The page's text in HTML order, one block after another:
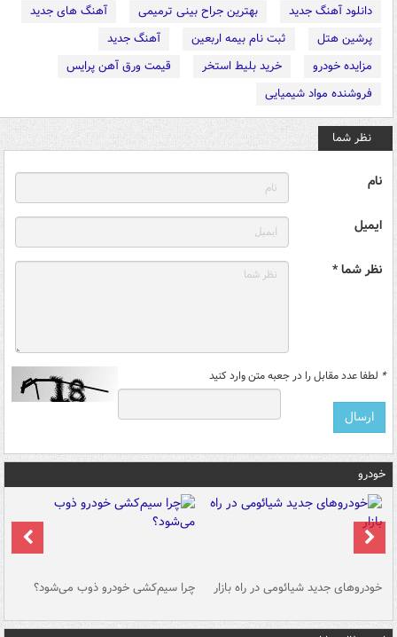
دانلود آهنگ جدید
بهترین جراح بینی ترمیمی
آهنگ های جدید
پرشین هتل
ثبت نام بیمه اربعین
آهنگ جدید
مزایده خودرو
خرید بلیط استخر
قیمت ورق آهن پرایس
فروشنده مواد شیمیایی
نظر شما
نام
ایمیل
نظر شما *
* لطفا عدد مقابل را در جعبه متن وارد کنید
خودرو
خودروهای جدید شیائومی در راه بازار چرا سیم‌کشی خودرو ذوب می‌شود؟